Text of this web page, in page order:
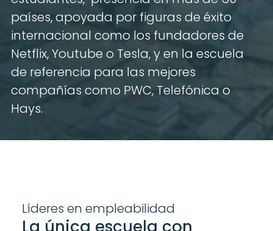
países, apoyada por figuras de éxito
internacional como los fundadores de
Netflix, Youtube o Tesla, y en la escuela
de referencia para las mejores
compañías como PWC, Telefónica o
Hays.
Líderes en empleabilidad